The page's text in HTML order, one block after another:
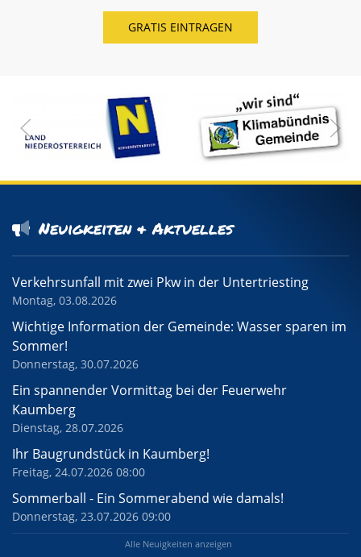
Neuigkeiten & Aktuelles
Verkehrsunfall mit zwei Pkw in der Untertriesting
Montag, 03.08.2026
Wichtige Information der Gemeinde: Wasser sparen im
Sommer!
Donnerstag, 30.07.2026
Ein spannender Vormittag bei der Feuerwehr
Kaumberg
Dienstag, 28.07.2026
Ihr Baugrundstück in Kaumberg!
Freitag, 24.07.2026 08:00
Sommerball - Ein Sommerabend wie damals!
Donnerstag, 23.07.2026 09:00
Alle Neuigkeiten anzeigen